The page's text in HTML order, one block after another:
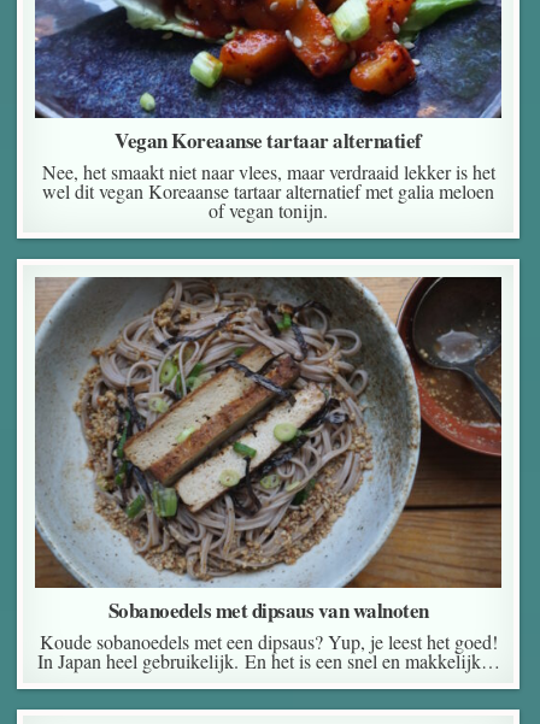
Vegan Koreaanse tartaar alternatief
Nee, het smaakt niet naar vlees, maar verdraaid lekker is het
wel dit vegan Koreaanse tartaar alternatief met galia meloen
of vegan tonijn.
Sobanoedels met dipsaus van walnoten
Koude sobanoedels met een dipsaus? Yup, je leest het goed!
In Japan heel gebruikelijk. En het is een snel en makkelijk…